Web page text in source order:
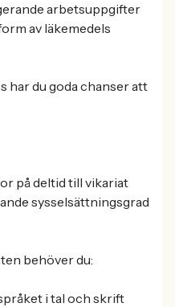
arbetsuppgifter
av läkemedels
har du goda chanser att
på deltid till vikariat
sysselsättningsgrad
behöver du:
i tal och skrift